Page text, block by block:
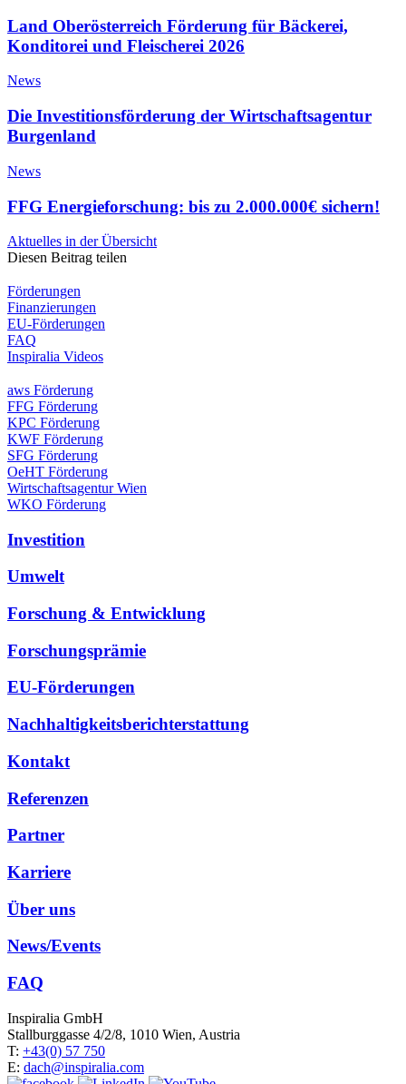
Land Oberösterreich Förderung für Bäckerei,
Konditorei und Fleischerei 2026
News
Die Investitionsförderung der Wirtschaftsagentur
Burgenland
News
FFG Energieforschung: bis zu 2.000.000€ sichern!
Aktuelles in der Übersicht
Diesen Beitrag teilen
Förderungen
Finanzierungen
EU-Förderungen
FAQ
Inspiralia Videos
aws Förderung
FFG Förderung
KPC Förderung
KWF Förderung
SFG Förderung
OeHT Förderung
Wirtschaftsagentur Wien
WKO Förderung
Investition
Umwelt
Forschung & Entwicklung
Forschungsprämie
EU-Förderungen
Nachhaltigkeitsberichterstattung
Kontakt
Referenzen
Partner
Karriere
Über uns
News/Events
FAQ
Inspiralia GmbH
Stallburggasse 4/2/8, 1010 Wien, Austria
T: +43(0) 57 750
E: dach@inspiralia.com